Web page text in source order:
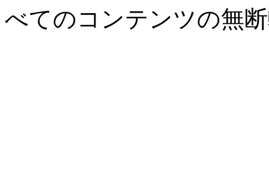
べてのコンテンツの無